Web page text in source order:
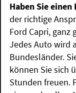
Haben Sie einen
der richtige
Ford Capri, ganz
Jedes Auto wird
Bundesländer.
können Sie sich
Stunden freuen.